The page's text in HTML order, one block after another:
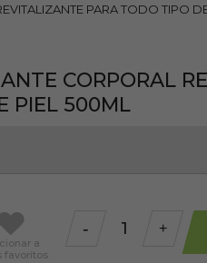
de cabeleireiro /
CRIAR CONTA PROFISSIONAL
PARA TODO TIPO
CORPORAL
PIEL 500ML
a
favoritos
- +